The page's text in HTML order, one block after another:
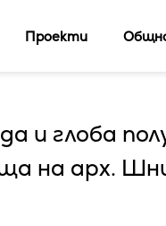
Проекти
и глоба
на арх.